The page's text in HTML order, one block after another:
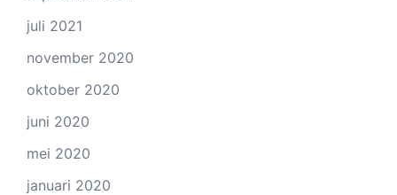
juli 2021
november 2020
oktober 2020
juni 2020
mei 2020
januari 2020